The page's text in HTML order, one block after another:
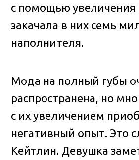
с помощью увеличения
закачала в них семь
наполнителя.
Мода на полный губы
распространена, но
с их увеличением
негативный опыт. Это
Кейтлин. Девушка